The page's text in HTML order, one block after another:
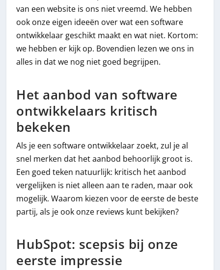
van een website is ons niet vreemd. We hebben
ook onze eigen ideeën over wat een software
ontwikkelaar geschikt maakt en wat niet. Kortom:
we hebben er kijk op. Bovendien lezen we ons in
alles in dat we nog niet goed begrijpen.
Het aanbod van software
ontwikkelaars kritisch
bekeken
Als je een software ontwikkelaar zoekt, zul je al
snel merken dat het aanbod behoorlijk groot is.
Een goed teken natuurlijk: kritisch het aanbod
vergelijken is niet alleen aan te raden, maar ook
mogelijk. Waarom kiezen voor de eerste de beste
partij, als je ook onze reviews kunt bekijken?
HubSpot: scepsis bij onze
eerste impressie